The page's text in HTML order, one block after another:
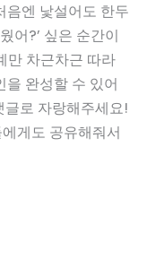
음엔 낯설어도 한두
어?’ 싶은 순간이
만 차근차근 따라
완성할 수 있어
글로 자랑해주세요!
게도 공유해줘서